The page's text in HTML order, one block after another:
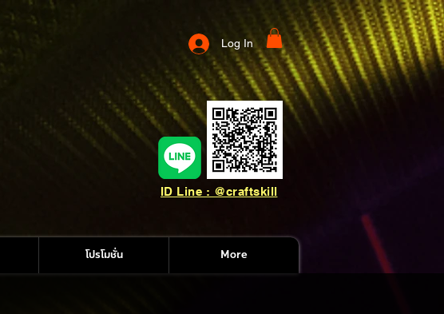
Log In
ID Line : @craftskill
โปรโมชั่น More